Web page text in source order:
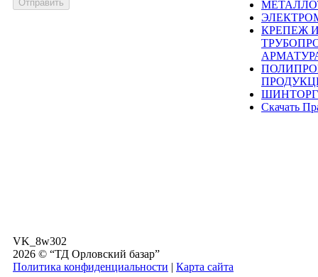
КРЕПЕЖ
ШИНТОРГ
Скачать
VK_8w302
2026 © “ТД Орловский базар”
Политика конфиденциальности | Карта сайта